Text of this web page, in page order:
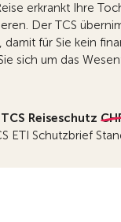
erkrankt Ihre
Der TCS
für Sie kein
sich um das
Reiseschutz
ETI Schutzbrief